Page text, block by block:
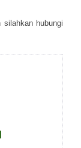
hubungі